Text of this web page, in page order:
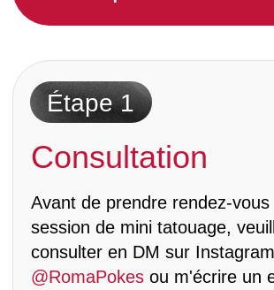
Choses à
normaliser dans
le tatouage